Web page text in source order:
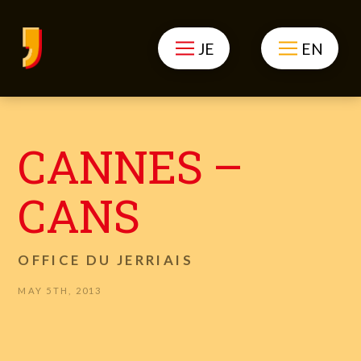
JE EN
CANNES –
CANS
OFFICE DU JERRIAIS
MAY 5TH, 2013